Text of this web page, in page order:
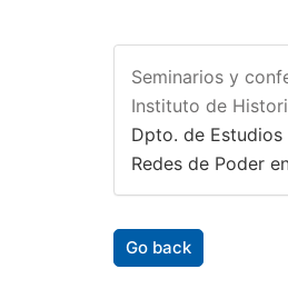
Seminarios y
Instituto de
Dpto. de Estudios
Redes de Poder
Go back